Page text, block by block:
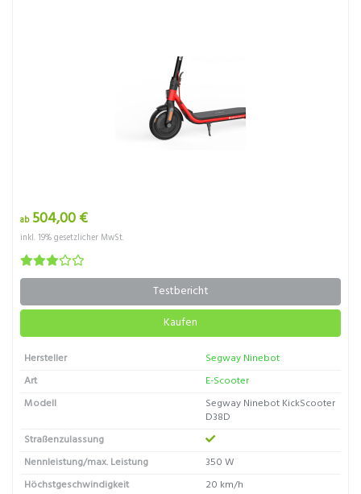
ab504,00 €
inkl. 19% gesetzlicher MwSt.
Testbericht
Kaufen
Hersteller
Segway Ninebot
Art
E-Scooter
Modell
Segway Ninebot KickScooter
D38D
Straßenzulassung
Nennleistung/max. Leistung
350 W
Höchstgeschwindigkeit
20 km/h